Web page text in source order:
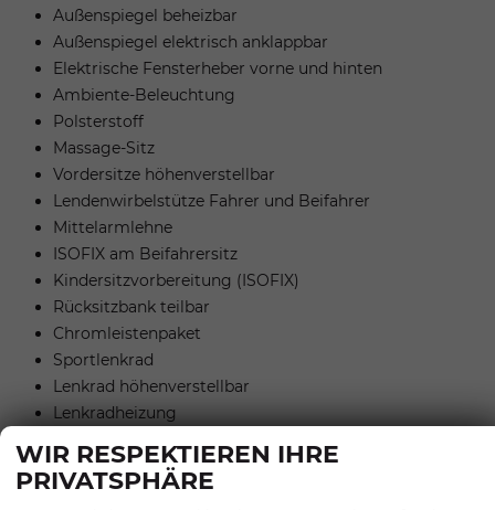
Außenspiegel beheizbar
Außenspiegel elektrisch anklappbar
Elektrische Fensterheber vorne und hinten
Ambiente-Beleuchtung
Polsterstoff
Massage-Sitz
Vordersitze höhenverstellbar
Lendenwirbelstütze Fahrer und Beifahrer
Mittelarmlehne
ISOFIX am Beifahrersitz
Kindersitzvorbereitung (ISOFIX)
Rücksitzbank teilbar
Chromleistenpaket
Sportlenkrad
Lenkrad höhenverstellbar
Lenkradheizung
Komfortsitz
WIR RESPEKTIEREN IHRE
PRIVATSPHÄRE